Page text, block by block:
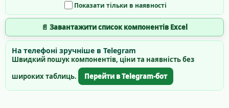
Показати тільки в наявності
📄 Завантажити список компонентів Excel
На телефоні зручніше в Telegram
Швидкий пошук компонентів, ціни та наявність без
широких таблиць.
Перейти в Telegram-бот